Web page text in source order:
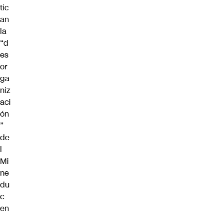
tic
an
la
“d
es
or
ga
niz
aci
ón
”
de
l
Mi
ne
du
c
en